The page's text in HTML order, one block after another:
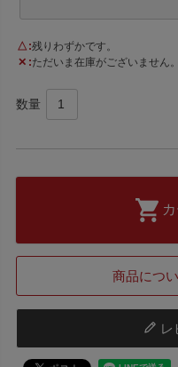
△ 残りわずかです。
✕ ただいま在庫がございません。
商品につ
レ